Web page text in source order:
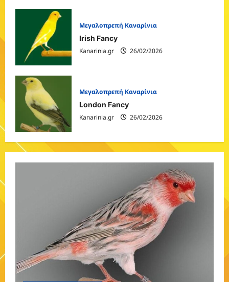
Μεγαλοπρεπή Καναρίνια
Irish Fancy
Kanarinia.gr
26/02/2026
Μεγαλοπρεπή Καναρίνια
London Fancy
Kanarinia.gr
26/02/2026